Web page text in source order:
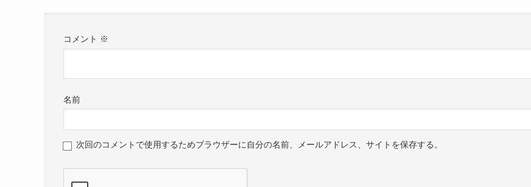
コメント ※
名前
次回のコメントで使用するためブラウザーに自分の名前、メールアドレス、サイトを保存する。